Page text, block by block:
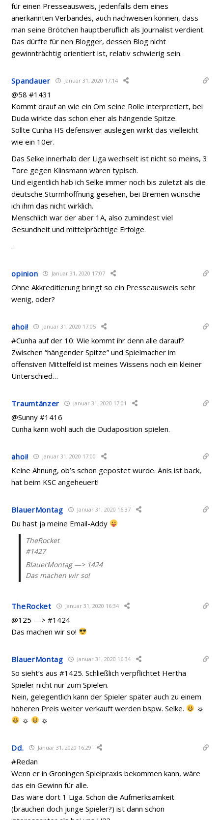
für einen Presseausweis, jedenfalls dem eines
anerkannten Verbandes, auch nachweisen können, dass
man seine Brötchen hauptberuflich als Journalist verdient.
Das dürfte für nen Blogger, dessen Blog nicht
gewinnträchtig orientiert ist, relativ schwierig sein.
Spandauer Januar 31, 2020 17:14
@58 #1431
Kommt drauf an wie ein Om seine Rolle interpretiert, bei
Duda wirkte das schon eher als hängende Spitze.
Sollte Cunha HS defensiver auslegen wirkt das vielleicht
wie ein 10er.
Das Selke innerhalb der Liga wechselt ist nicht so meins, 3
Tore gegen Klinsmann wären typisch.
Und eigentlich hab ich Selke immer noch bis zuletzt als die
deutsche Sturmhoffnung gesehen, bei Bremen wünsche
ich ihm das nicht wirklich.
Menschlich war der aber 1A, also zumindest viel
Gesundheit und mittelprächtige Erfolge.
.
opinion Januar 31, 2020 17:07
Ohne Akkreditierung bringt so ein Presseausweis sehr
wenig, oder?
ahoi! Januar 31, 2020 17:05
#Cunha auf der 10: Wie kommt ihr denn alle darauf?
Zwischen “hängender Spitze” und Spielmacher im
offensiven Mittelfeld ist meines Wissens noch ein kleiner
Unterschied…
Traumtänzer Januar 31, 2020 17:01
@Sunny #1416
Cunha kann wohl auch die Dudaposition spielen.
ahoi! Januar 31, 2020 17:00
Keine Ahnung, ob’s schon gepostet wurde. Änis ist back,
hat beim KSC angeheuert!
BlauerMontag Januar 31, 2020 16:37
Du hast ja meine Email-Addy
TheRocket
#1427
BlauerMontag —> 1424
Das machen wir so!
TheRocket Januar 31, 2020 16:34
@125 —> #1424
Das machen wir so!
BlauerMontag Januar 31, 2020 16:34
So sieht’s aus #1425. Schließlich verpflichtet Hertha
Spieler nicht nur zum Spielen.
Nein, gelegentlich kann der Spieler später auch zu einem
höheren Preis weiter verkauft werden bspw. Selke.
☼
☼
☼
Dd. Januar 31, 2020 16:29
#Redan
Wenn er in Groningen Spielpraxis bekommen kann, wäre
das ein Gewinn für alle.
Das wäre dort 1 Liga. Schon die Aufmerksamkeit
(brauchen doch junge Spieler?) ist dann schon